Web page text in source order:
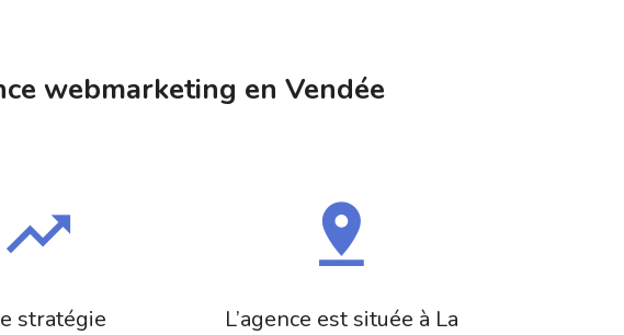
webmarketing en Vendée
stratégie
L’agence est située à La